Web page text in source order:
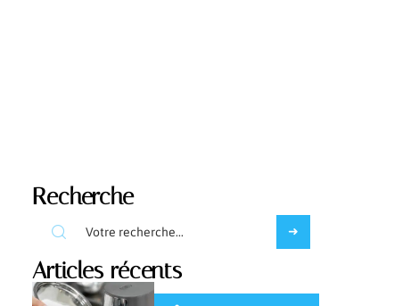
Recherche
Articles récents